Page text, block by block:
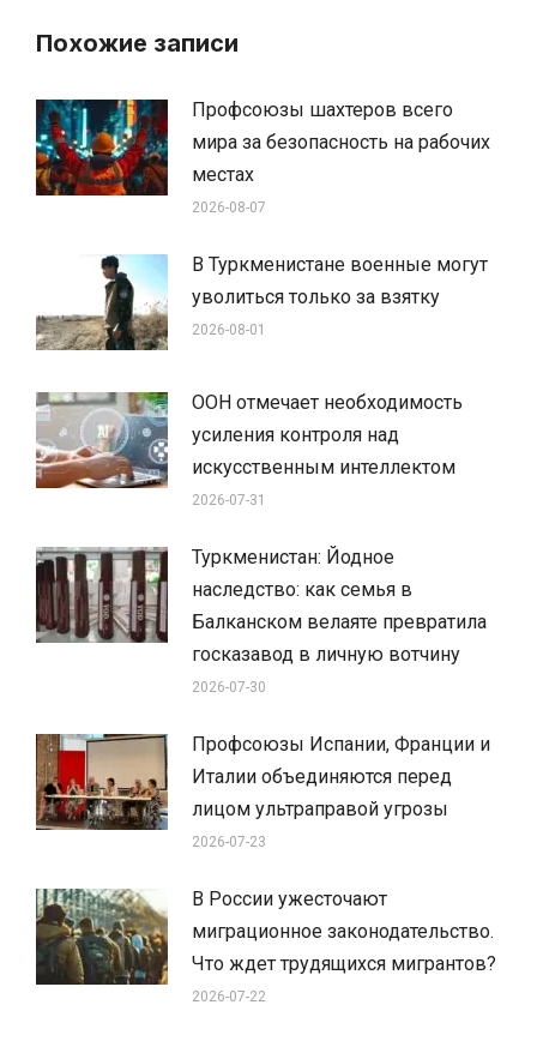
Похожие записи
Профсоюзы шахтеров всего
мира за безопасность на рабочих
местах
2026-08-07
В Туркменистане военные могут
уволиться только за взятку
2026-08-01
ООН отмечает необходимость
усиления контроля над
искусственным интеллектом
2026-07-31
Туркменистан: Йодное
наследство: как семья в
Балканском велаяте превратила
госказавод в личную вотчину
2026-07-30
Профсоюзы Испании, Франции и
Италии объединяются перед
лицом ультраправой угрозы
2026-07-23
В России ужесточают
миграционное законодательство.
Что ждет трудящихся мигрантов?
2026-07-22